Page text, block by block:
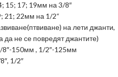
15; 17; 19мм на 3/8″
21; 22мм на 1/2“
на лети джанти,
не се повредят джантите)
150мм , 1/2″-125мм
1/2″